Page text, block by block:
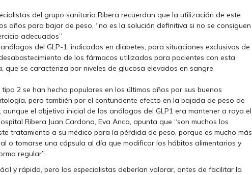
del grupo sanitario Ribera recuerdan que la utilización de este
años para bajar de peso, “no es la solución definitiva si no se consiguen
adecuados”
del GLP-1, indicados en diabetes, para situaciones exclusivas de
de los fármacos utilizados para pacientes con esta
que se caracteriza por niveles de glucosa elevados en sangre
2 se han hecho populares en los últimos años por sus buenos
pero también por el contundente efecto en la bajada de peso de
el objetivo inicial de los análogos del GLP1 era mantener a raya el
Ribera Juan Cardona, Eva Anca, apunta que “son muchos los
tratamiento a su médico para la pérdida de peso, porque es mucho más
o tomarse una cápsula al día que modificar los hábitos alimentarios y
regular”.
y rápido, pero los especialistas deberían valorar, antes de facilitar la